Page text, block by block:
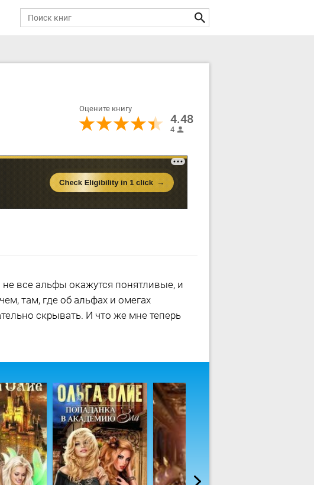
Оцените книгу
4.48
4
все альфы окажутся понятливые, и
там, где об альфах и омегах
скрывать. И что же мне теперь